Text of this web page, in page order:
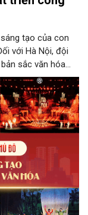
tạo của con
với Hà Nội, đội
sắc văn hóa
thành các sản
phát huy và tạo
sẽ là “chìa khóa”
nâng cao năng
trung tâm sáng tạo